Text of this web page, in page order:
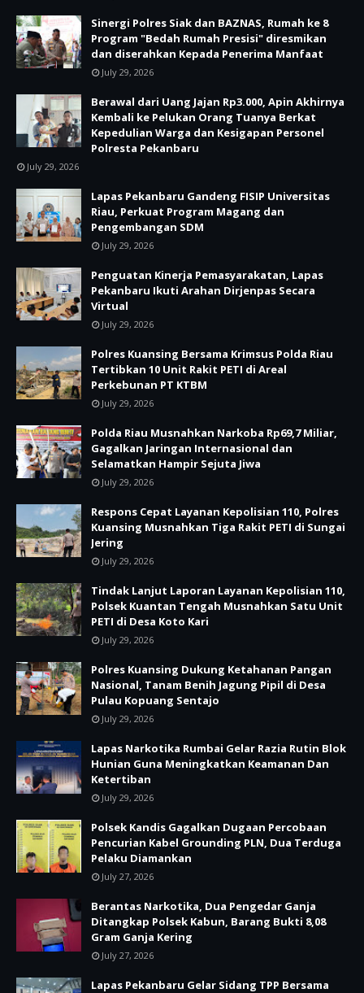
Sinergi Polres Siak dan BAZNAS, Rumah ke 8
Program "Bedah Rumah Presisi" diresmikan
dan diserahkan Kepada Penerima Manfaat
July 29, 2026
Berawal dari Uang Jajan Rp3.000, Apin Akhirnya
Kembali ke Pelukan Orang Tuanya Berkat
Kepedulian Warga dan Kesigapan Personel
Polresta Pekanbaru
July 29, 2026
Lapas Pekanbaru Gandeng FISIP Universitas
Riau, Perkuat Program Magang dan
Pengembangan SDM
July 29, 2026
Penguatan Kinerja Pemasyarakatan, Lapas
Pekanbaru Ikuti Arahan Dirjenpas Secara
Virtual
July 29, 2026
Polres Kuansing Bersama Krimsus Polda Riau
Tertibkan 10 Unit Rakit PETI di Areal
Perkebunan PT KTBM
July 29, 2026
Polda Riau Musnahkan Narkoba Rp69,7 Miliar,
Gagalkan Jaringan Internasional dan
Selamatkan Hampir Sejuta Jiwa
July 29, 2026
Respons Cepat Layanan Kepolisian 110, Polres
Kuansing Musnahkan Tiga Rakit PETI di Sungai
Jering
July 29, 2026
Tindak Lanjut Laporan Layanan Kepolisian 110,
Polsek Kuantan Tengah Musnahkan Satu Unit
PETI di Desa Koto Kari
July 29, 2026
Polres Kuansing Dukung Ketahanan Pangan
Nasional, Tanam Benih Jagung Pipil di Desa
Pulau Kopuang Sentajo
July 29, 2026
Lapas Narkotika Rumbai Gelar Razia Rutin Blok
Hunian Guna Meningkatkan Keamanan Dan
Ketertiban
July 29, 2026
Polsek Kandis Gagalkan Dugaan Percobaan
Pencurian Kabel Grounding PLN, Dua Terduga
Pelaku Diamankan
July 27, 2026
Berantas Narkotika, Dua Pengedar Ganja
Ditangkap Polsek Kabun, Barang Bukti 8,08
Gram Ganja Kering
July 27, 2026
Lapas Pekanbaru Gelar Sidang TPP Bersama